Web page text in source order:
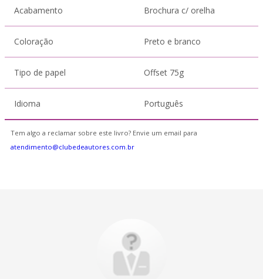
Acabamento Brochura c/ orelha
Coloração Preto e branco
Tipo de papel Offset 75g
Idioma Português
Tem algo a reclamar sobre este livro? Envie um email para
atendimento@clubedeautores.com.br